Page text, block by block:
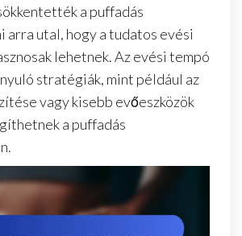
a puffadás
arra utal, hogy a tudatos evési
lehetnek. Az evési tempó
stratégiák, mint például az
vagy kisebb evőeszközök
a puffadás